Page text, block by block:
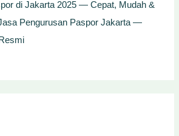
di Jakarta 2025 — Cepat, Mudah &
Pengurusan Paspor Jakarta —